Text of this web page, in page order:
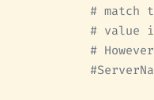
# match
# value
#